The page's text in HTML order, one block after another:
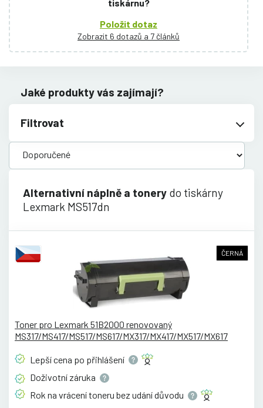
tiskárnu?
Položit dotaz
Zobrazit 6 dotazů a 7 článků
Jaké produkty vás zajímají?
Filtrovat
Alternativní náplně a tonery do tiskárny
Lexmark MS517dn
ČERNÁ
Toner pro Lexmark 51B2000 renovovaný
MS317/MS417/MS517/MS617/MX317/MX417/MX517/MX617
Lepší cena po přihlášení
Doživotní záruka
Rok na vrácení toneru bez udánídůvodu